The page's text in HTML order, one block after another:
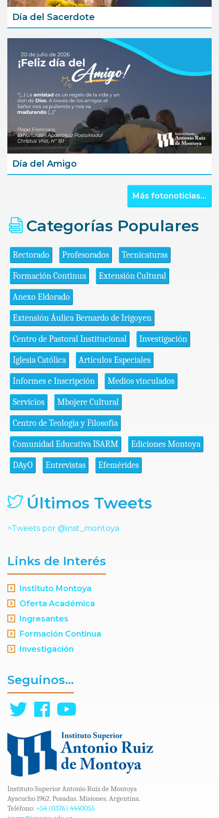
Día del Sacerdote
Día del Amigo
Más fotonoticias...
Categorías Populares
Rectorado Profesorados Tecnicaturas
Formación Continua Extensión Cultural
Anexo Eldorado
Extensión Áulica Bernardo de Irigoyen
Centro de Pastoral Institucional Investigación
Iglesia Católica Artículos Especiales
Informes e Inscripción Medios vinculados
Servicios Mbojere Cultural
Centro de Teología y Filosofía
Comunidad Educativa ISARM Ediciones Montoya
DAyO Entrevistas Efemérides
Últimos Tweets
>Tweets por @inst_montoya
Links de Interés
Instituto Montoya
Oferta Académica
Ingresantes
Formación Continua
Investigación
Seguinos...
Instituto Superior Antonio Ruiz de Montoya
Ayacucho 1962. Posadas. Misiones. Argentina.
Teléfono: +54 (0376) 4440055